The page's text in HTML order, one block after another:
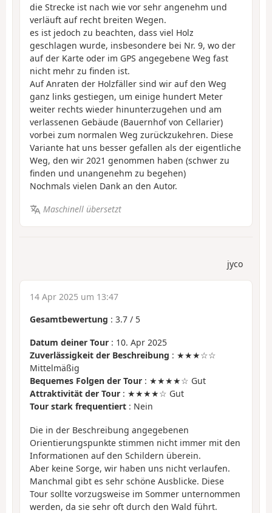
die Strecke ist nach wie vor sehr angenehm und
verläuft auf recht breiten Wegen.
es ist jedoch zu beachten, dass viel Holz
geschlagen wurde, insbesondere bei Nr. 9, wo der
auf der Karte oder im GPS angegebene Weg fast
nicht mehr zu finden ist.
Auf Anraten der Holzfäller sind wir auf den Weg
ganz links gestiegen, um einige hundert Meter
weiter rechts wieder hinunterzugehen und am
verlassenen Gebäude (Bauernhof von Cellarier)
vorbei zum normalen Weg zurückzukehren. Diese
Variante hat uns besser gefallen als der eigentliche
Weg, den wir 2021 genommen haben (schwer zu
finden und unangenehm zu begehen)
Nochmals vielen Dank an den Autor.
Maschinell übersetzt
jyco
14 Apr 2025 um 13:47
Gesamtbewertung : 3.7 / 5
Datum deiner Tour : 10. Apr 2025
Zuverlässigkeit der Beschreibung : ★★★☆☆
Mittelmäßig
Bequemes Folgen der Tour : ★★★★☆ Gut
Attraktivität der Tour : ★★★★☆ Gut
Tour stark frequentiert : Nein
Die in der Beschreibung angegebenen
Orientierungspunkte stimmen nicht immer mit den
Informationen auf den Schildern überein.
Aber keine Sorge, wir haben uns nicht verlaufen.
Manchmal gibt es sehr schöne Ausblicke. Diese
Tour sollte vorzugsweise im Sommer unternommen
werden, da sie sehr oft durch den Wald führt.